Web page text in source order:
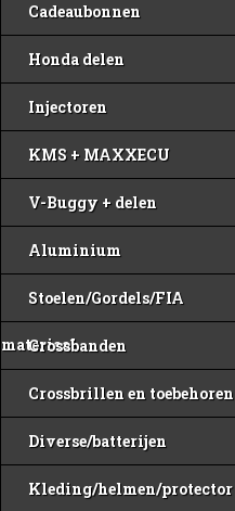
Cadeaubonnen
Honda delen
Injectoren
KMS + MAXXECU
V-Buggy + delen
Aluminium
Stoelen/Gordels/FIA
materiaal
Crossbanden
Crossbrillen en toebehoren
Diverse/batterijen
Kleding/helmen/protector